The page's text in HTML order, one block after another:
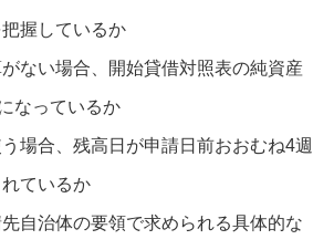
握しているか
ない場合、開始貸借対照表の純資産
なっているか
場合、残高日が申請日前おおむね4週
ているか
自治体の要領で求められる具体的な